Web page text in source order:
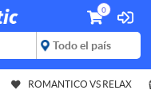
0
ROMANTICO VS RELAX